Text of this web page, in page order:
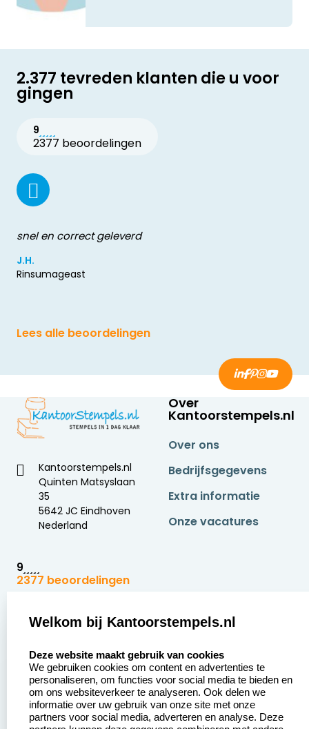
2.377 tevreden klanten die u voor
gingen
9
2377 beoordelingen
snel en correct geleverd
J.H.
Rinsumageast
Lees alle beoordelingen
Kantoorstempels.nl
Quinten Matsyslaan
35
5642 JC Eindhoven
Nederland
9
2377 beoordelingen
Over
Kantoorstempels.nl
Over ons
Bedrijfsgegevens
Extra informatie
Onze vacatures
Zakelijk:
Aanvraag op maat
Betaling &
Verzending
Wederverkoper
Klantenservice:
Contact opnemen
Veel gestelde vragen
Retourneren
Welkom bij Kantoorstempels.nl
Deze website maakt gebruik van cookies
We gebruiken cookies om content en advertenties te
personaliseren, om functies voor social media te bieden en
om ons websiteverkeer te analyseren. Ook delen we
informatie over uw gebruik van onze site met onze
partners voor social media, adverteren en analyse. Deze